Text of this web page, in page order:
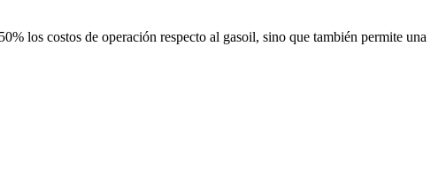
los costos de operación respecto al gasoil, sino que también permite una